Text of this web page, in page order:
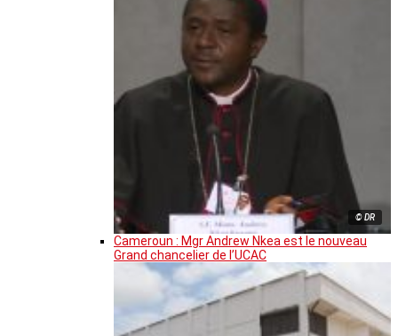
© DR
Cameroun : Mgr Andrew Nkea est le nouveau
Grand chancelier de l’UCAC